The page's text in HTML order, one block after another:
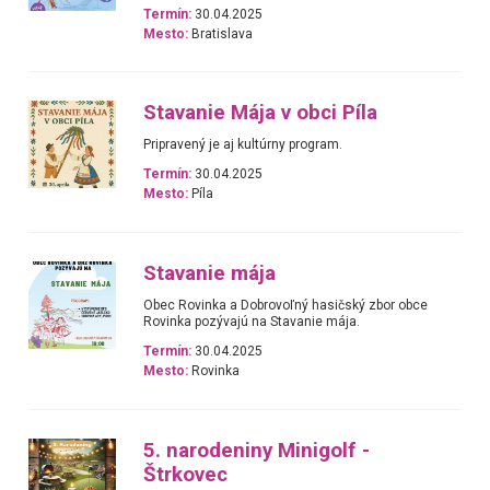
Termín: 30.04.2025
Mesto: Bratislava
Stavanie Mája v obci Píla
Pripravený je aj kultúrny program.
Termín: 30.04.2025
Mesto: Píla
Stavanie mája
Obec Rovinka a Dobrovoľný hasičský zbor obce
Rovinka pozývajú na Stavanie mája.
Termín: 30.04.2025
Mesto: Rovinka
5. narodeniny Minigolf -
Štrkovec